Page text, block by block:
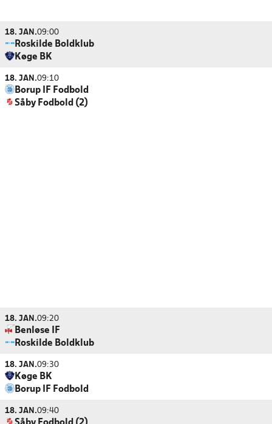
18. JAN.09:00
Roskilde Boldklub
Køge BK
18. JAN.09:10
Borup IF Fodbold
Såby Fodbold (2)
18. JAN.09:20
Benløse IF
Roskilde Boldklub
18. JAN.09:30
Køge BK
Borup IF Fodbold
18. JAN.09:40